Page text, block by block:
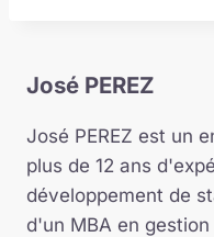
José PEREZ
José PEREZ est un
plus de 12 ans
développement de
d'un MBA en